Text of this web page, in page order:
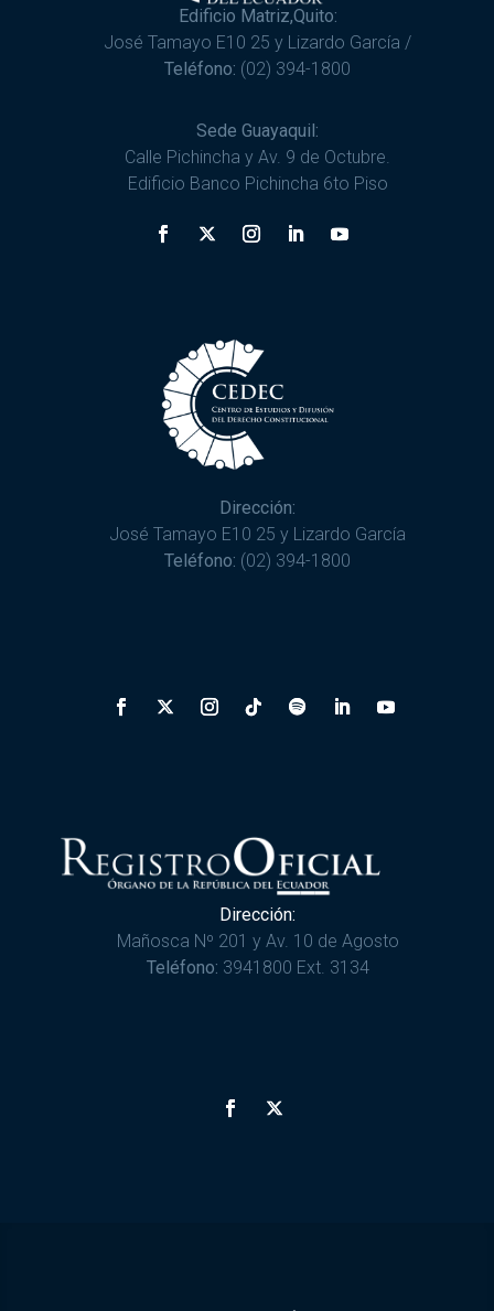
Edificio Matriz,Quito:
José Tamayo E10 25 y Lizardo García /
Teléfono: (02) 394-1800
Sede Guayaquil:
Calle Pichincha y Av. 9 de Octubre.
Edificio Banco Pichincha 6to Piso
Dirección:
José Tamayo E10 25 y Lizardo García
Teléfono: (02) 394-1800
Dirección:
Mañosca Nº 201 y Av. 10 de Agosto
Teléfono: 3941800 Ext. 3134